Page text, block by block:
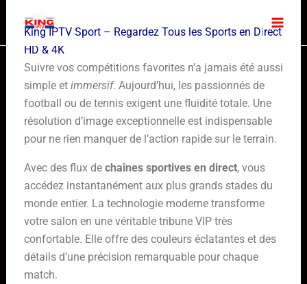
content
King IPTV Sport – Regardez Tous les Sports en Direct
HD & 4K
Suivre vos compétitions favorites n’a jamais été aussi
simple et immersif. Aujourd’hui, les passionnés de
football ou de tennis exigent une fluidité totale. Une
résolution d’image exceptionnelle est indispensable
pour ne rien manquer de l’action rapide sur le terrain.
Avec des flux de chaînes sportives en direct, vous
accédez instantanément aux plus grands stades du
monde entier. La technologie moderne transforme
votre salon en une véritable tribune VIP très
confortable. Elle offre des couleurs éclatantes et des
détails d’une précision remarquable pour chaque
match.